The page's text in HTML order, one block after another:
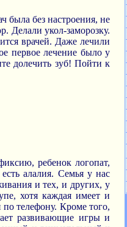
была без настроения, не
Делали укол-заморозку.
врачей. Даже лечили
первое лечение было у
долечить зуб! Пойти к
ребенок логопат,
алалия. Семья у нас
и тех, и других, у
хотя каждая имеет и
телефону. Кроме того,
развивающие игры и